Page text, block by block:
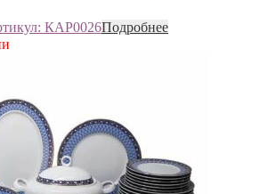
КАР0026Подробнее